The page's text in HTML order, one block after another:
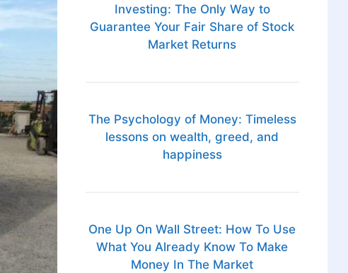
Investing: The Only Way to
Guarantee Your Fair Share of Stock
Market Returns
The Psychology of Money: Timeless
lessons on wealth, greed, and
happiness
One Up On Wall Street: How To Use
What You Already Know To Make
Money In The Market